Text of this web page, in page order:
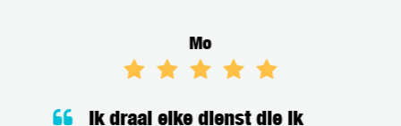
Mo
Ik draai elke dienst die ik